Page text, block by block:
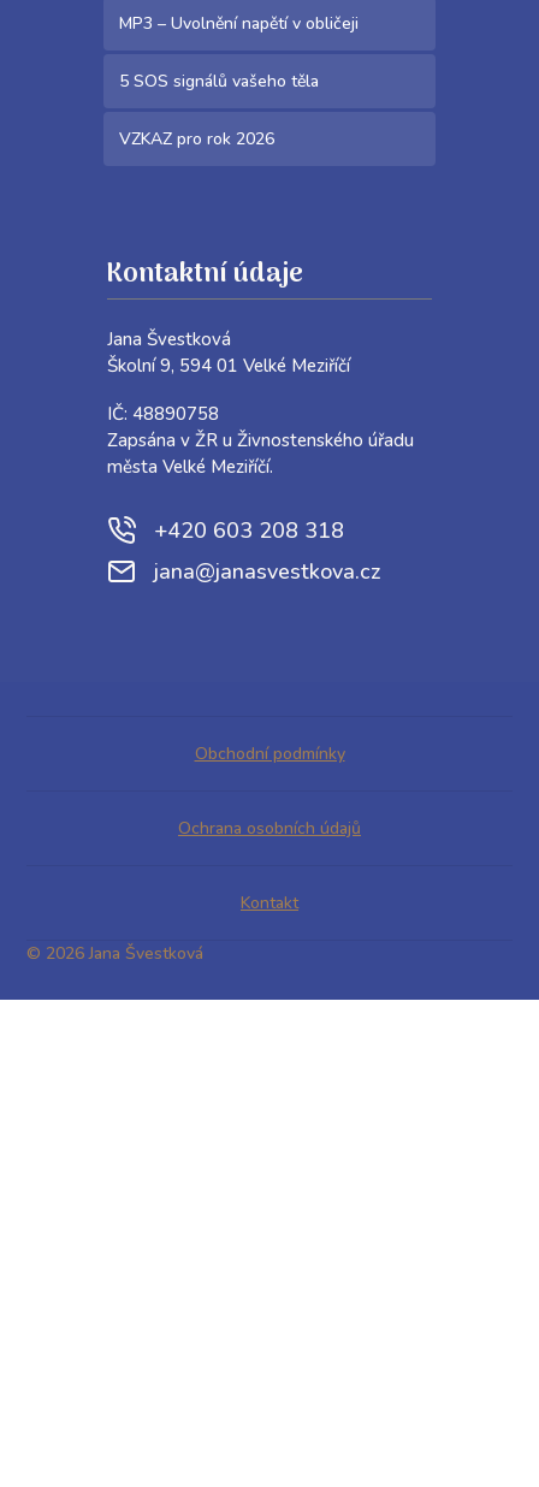
MP3 – Uvolnění napětí v obličeji
5 SOS signálů vašeho těla
VZKAZ pro rok 2026
Kontaktní údaje
Jana Švestková
Školní 9, 594 01 Velké Meziříčí
IČ: 48890758
Zapsána v ŽR u Živnostenského úřadu
města Velké Meziříčí.
+420 603 208 318
jana@janasvestkova.cz
Obchodní podmínky
Ochrana osobních údajů
Kontakt
© 2026 Jana Švestková